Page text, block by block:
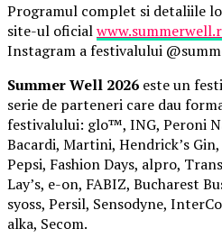
Programul complet si detaliile
site-ul oficial
Instagram a festivalului
Summer Well 2026 este un
serie de parteneri care dau
festivalului: glo™, ING, Peroni
Bacardi, Martini, Hendrick’s Gin,
Pepsi, Fashion Days, alpro,
Lay’s, e-on, FABIZ, Bucharest
syoss, Persil, Sensodyne,
alka, Secom.